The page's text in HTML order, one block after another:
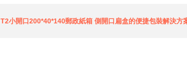
T2小開口200*40*140郵政紙箱 側開口扁盒的便捷包裝解決方